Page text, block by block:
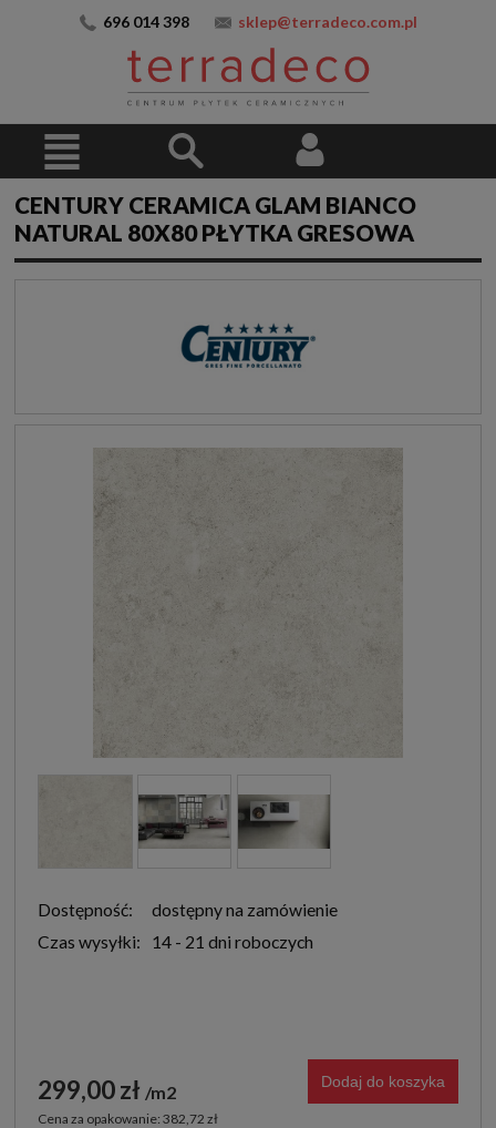
696 014 398 sklep@terradeco.com.pl
CENTURY CERAMICA GLAM BIANCO
NATURAL 80X80 PŁYTKA GRESOWA
Dostępność:
dostępny na zamówienie
Czas wysyłki:
14 - 21 dni roboczych
299,00 zł m2
Cena za opakowanie: 382,72 zł
Dodaj do koszyka